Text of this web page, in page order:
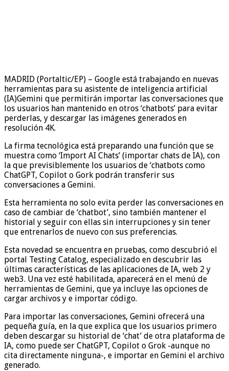
MADRID (Portaltic/EP) – Google está trabajando en nuevas
herramientas para su asistente de inteligencia artificial
(IA)Gemini que permitirán importar las conversaciones que
los usuarios han mantenido en otros ‘chatbots’ para evitar
perderlas, y descargar las imágenes generados en
resolución 4K.
La firma tecnológica está preparando una función que se
muestra como ‘Import AI Chats’ (importar chats de IA), con
la que previsiblemente los usuarios de ‘chatbots como
ChatGPT, Copilot o Gork podrán transferir sus
conversaciones a Gemini.
Esta herramienta no solo evita perder las conversaciones en
caso de cambiar de ‘chatbot’, sino también mantener el
historial y seguir con ellas sin interrupciones y sin tener
que entrenarlos de nuevo con sus preferencias.
Esta novedad se encuentra en pruebas, como descubrió el
portal Testing Catalog, especializado en descubrir las
últimas características de las aplicaciones de IA, web 2 y
web3. Una vez esté habilitada, aparecerá en el menú de
herramientas de Gemini, que ya incluye las opciones de
cargar archivos y e importar código.
Para importar las conversaciones, Gemini ofrecerá una
pequeña guía, en la que explica que los usuarios primero
deben descargar su historial de ‘chat’ de otra plataforma de
IA, como puede ser ChatGPT, Copilot o Grok -aunque no
cita directamente ninguna-, e importar en Gemini el archivo
generado.